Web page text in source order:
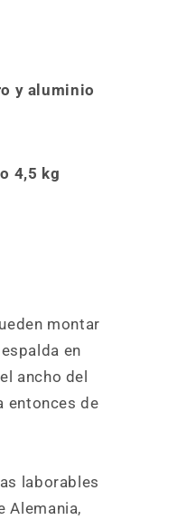
y aluminio
4,5 kg
montar
en
ancho del
entonces de
laborables
Alemania,